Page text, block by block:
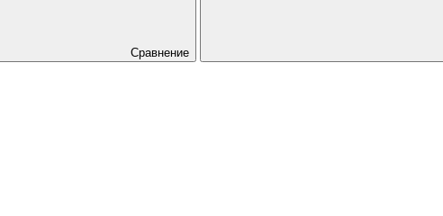
Сравнение